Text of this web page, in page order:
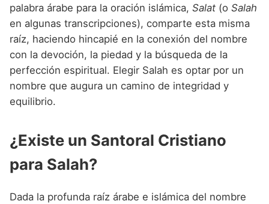
Nombres de niño que empiezan por X
Nombres de niño que empiezan por Y
Nombres de niño que empiezan por Z
palabra árabe para la oración islámica, Salat (o Salah
en algunas transcripciones), comparte esta misma
raíz, haciendo hincapié en la conexión del nombre
con la devoción, la piedad y la búsqueda de la
perfección espiritual. Elegir Salah es optar por un
nombre que augura un camino de integridad y
equilibrio.
¿Existe un Santoral Cristiano
para Salah?
Dada la profunda raíz árabe e islámica del nombre